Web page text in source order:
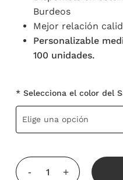
Burdeos
Mejor relación
Personalizable
100 unidades.
* Selecciona el color del